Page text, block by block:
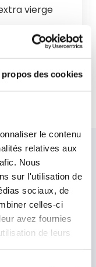
propos des cookies
le contenu
relatives aux
Nous
sur l'utilisation de
sociaux, de
celles-ci
avez fournies
de leurs
vierge
l’épeautre
Cactus
exclusives en
boîte de